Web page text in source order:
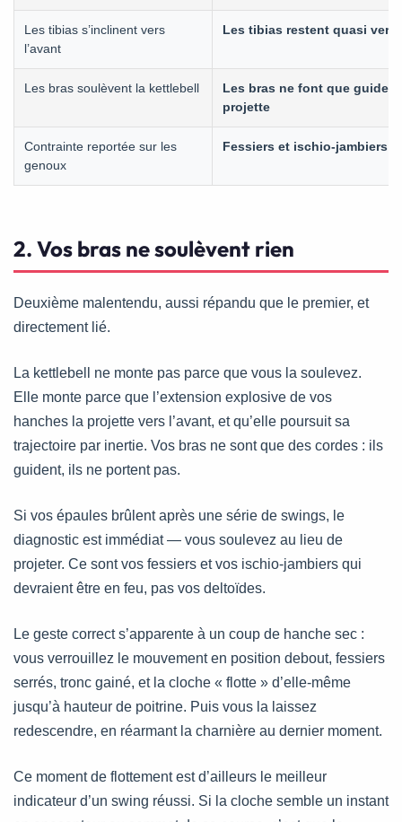
Les tibias s’inclinent vers
l’avant
Les tibias restent quasi
Les bras soulèvent la kettlebell
Les bras ne font que guider
projette
Contrainte reportée sur les
genoux
Fessiers et ischio-jambiers
2. Vos bras ne soulèvent rien
Deuxième malentendu, aussi répandu que le premier, et
directement lié.
La kettlebell ne monte pas parce que vous la soulevez.
Elle monte parce que l’extension explosive de vos
hanches la projette vers l’avant, et qu’elle poursuit sa
trajectoire par inertie. Vos bras ne sont que des cordes : ils
guident, ils ne portent pas.
Si vos épaules brûlent après une série de swings, le
diagnostic est immédiat — vous soulevez au lieu de
projeter. Ce sont vos fessiers et vos ischio-jambiers qui
devraient être en feu, pas vos deltoïdes.
Le geste correct s’apparente à un coup de hanche sec :
vous verrouillez le mouvement en position debout, fessiers
serrés, tronc gainé, et la cloche « flotte » d’elle-même
jusqu’à hauteur de poitrine. Puis vous la laissez
redescendre, en réarmant la charnière au dernier moment.
Ce moment de flottement est d’ailleurs le meilleur
indicateur d’un swing réussi. Si la cloche semble un instant